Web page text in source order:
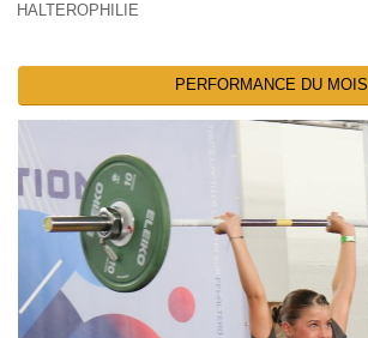
HALTEROPHILIE
PERFORMANCE DU MOIS